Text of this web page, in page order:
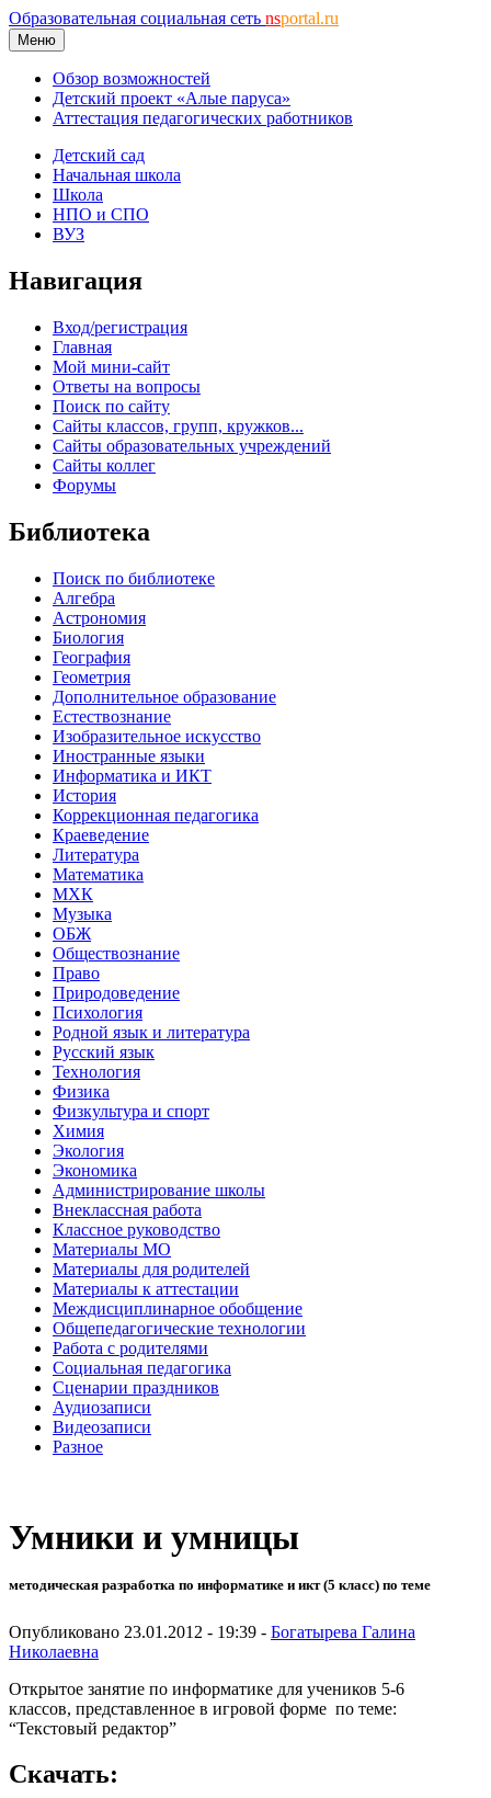
Образовательная социальная сеть nsportal.ru
Меню
Обзор возможностей
Детский проект «Алые паруса»
Аттестация педагогических работников
Детский сад
Начальная школа
Школа
НПО и СПО
ВУЗ
Навигация
Вход/регистрация
Главная
Мой мини-сайт
Ответы на вопросы
Поиск по сайту
Сайты классов, групп, кружков...
Сайты образовательных учреждений
Сайты коллег
Форумы
Библиотека
Поиск по библиотеке
Алгебра
Астрономия
Биология
География
Геометрия
Дополнительное образование
Естествознание
Изобразительное искусство
Иностранные языки
Информатика и ИКТ
История
Коррекционная педагогика
Краеведение
Литература
Математика
МХК
Музыка
ОБЖ
Обществознание
Право
Природоведение
Психология
Родной язык и литература
Русский язык
Технология
Физика
Физкультура и спорт
Химия
Экология
Экономика
Администрирование школы
Внеклассная работа
Классное руководство
Материалы МО
Материалы для родителей
Материалы к аттестации
Междисциплинарное обобщение
Общепедагогические технологии
Работа с родителями
Социальная педагогика
Сценарии праздников
Аудиозаписи
Видеозаписи
Разное
Умники и умницы
методическая разработка по информатике и икт (5 класс) по теме
Опубликовано 23.01.2012 - 19:39 - Богатырева Галина
Николаевна
Открытое занятие по информатике для учеников 5-6
классов, представленное в игровой форме по теме:
“Текстовый редактор”
Скачать: